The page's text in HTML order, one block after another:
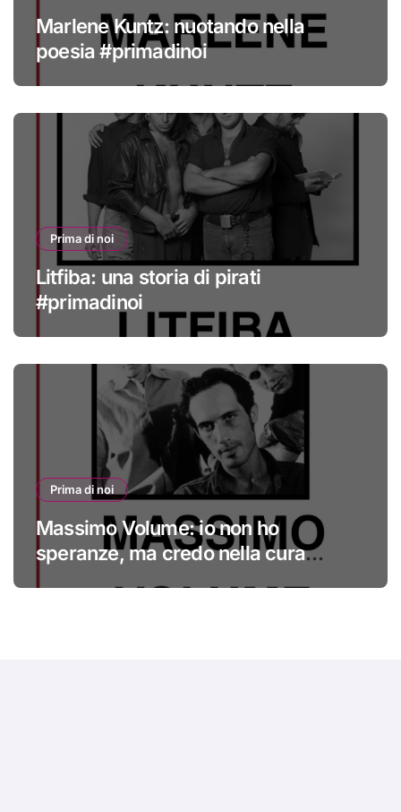
Marlene Kuntz: nuotando nella
poesia #primadinoi
Prima di noi
Litfiba: una storia di pirati
#primadinoi
Prima di noi
Massimo Volume: io non ho
speranze, ma credo nella cura